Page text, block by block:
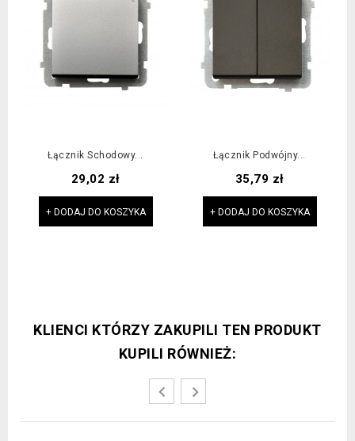
Łącznik Schodowy...
Cena
29,02 zł
+ DODAJ DO KOSZYKA
Łącznik Podwójny...
Cena
35,79 zł
+ DODAJ DO KOSZYKA
KLIENCI KTÓRZY ZAKUPILI TEN PRODUKT
KUPILI RÓWNIEŻ: